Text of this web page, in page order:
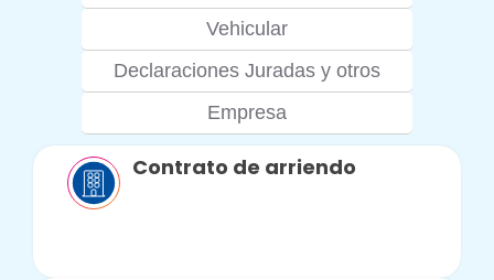
Vehicular
Declaraciones Juradas y otros
Empresa
Contrato de arriendo